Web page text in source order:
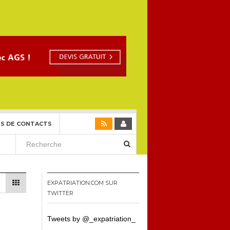
DE CONTACTS
EXPATRIATION.COM SUR
TWITTER
Tweets by @_expatriation_